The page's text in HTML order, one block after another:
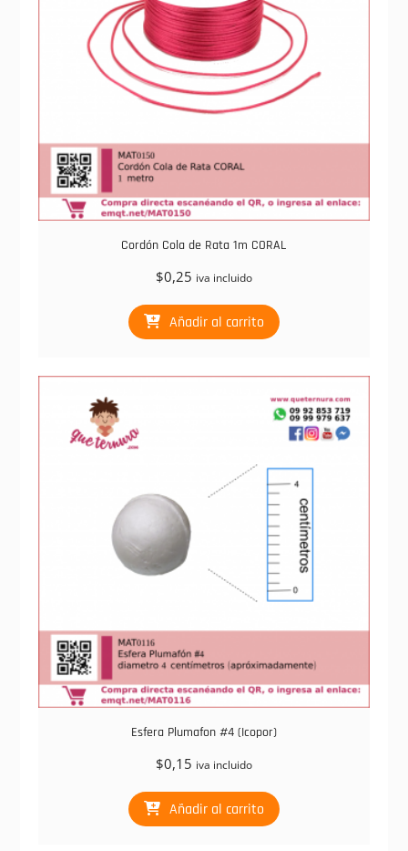
Cordón Cola de Rata 1m CORAL
$0,25 iva incluido
Añadir al carrito
Esfera Plumafon #4 (Icopor)
$0,15 iva incluido
Añadir al carrito